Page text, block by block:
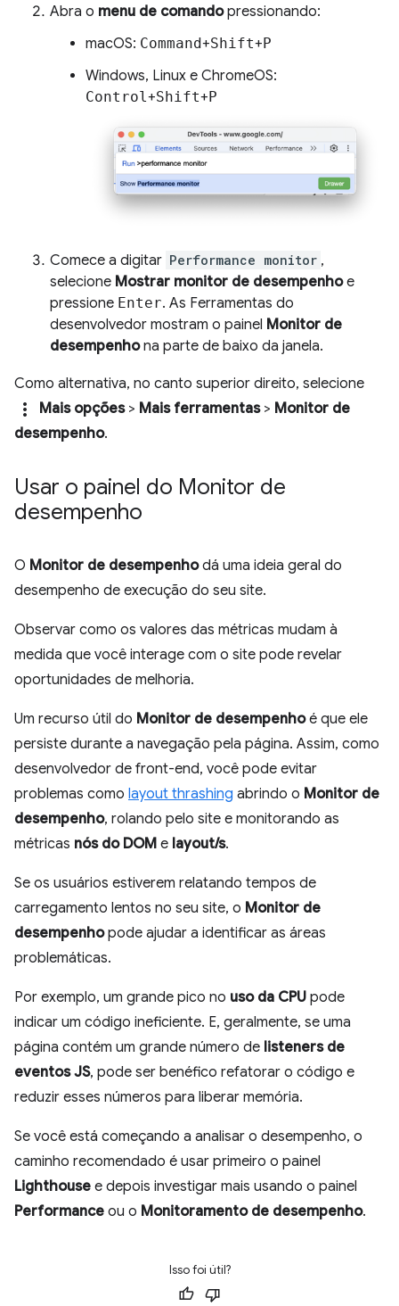
Abra o menu de comandopressionando:
macOS: Command+Shift+P
Windows, Linux e ChromeOS:
Control+Shift+P
Comece a digitar Performance monitor ,
selecione Mostrar monitor de desempenhoe
pressione Enter. As Ferramentas do
desenvolvedor mostram o painel Monitor de
desempenhona parte de baixo da janela.
Como alternativa, no canto superior direito, selecione
more_vert Mais opções> Mais ferramentas> Monitor de
desempenho.
Usar o painel do Monitor de
desempenho
O Monitor de desempenhodá uma ideia geral do
desempenho de execução do seu site.
Observar como os valores das métricas mudam à
medida que você interage com o site pode revelar
oportunidades de melhoria.
Um recurso útil do Monitor de desempenhoé que ele
persiste durante a navegação pela página. Assim, como
desenvolvedor de front-end, você pode evitar
problemas como layout thrashing abrindo o Monitor de
desempenho, rolando pelo site e monitorando as
métricas nós do DOM e layout/s.
Se os usuários estiverem relatando tempos de
carregamento lentos no seu site, o Monitor de
desempenhopode ajudar a identificar as áreas
problemáticas.
Por exemplo, um grande pico no uso da CPU pode
indicar um código ineficiente. E, geralmente, se uma
página contém um grande número de listeners de
eventos JS, pode ser benéfico refatorar o código e
reduzir esses números para liberar memória.
Se você está começando a analisar o desempenho, o
caminho recomendado é usar primeiro o painel
Lighthouse e depois investigar mais usando o painel
Performance ou o Monitoramento de desempenho.
Isso foi útil?